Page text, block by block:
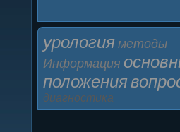
урология методы
Информация
положения
диагностика